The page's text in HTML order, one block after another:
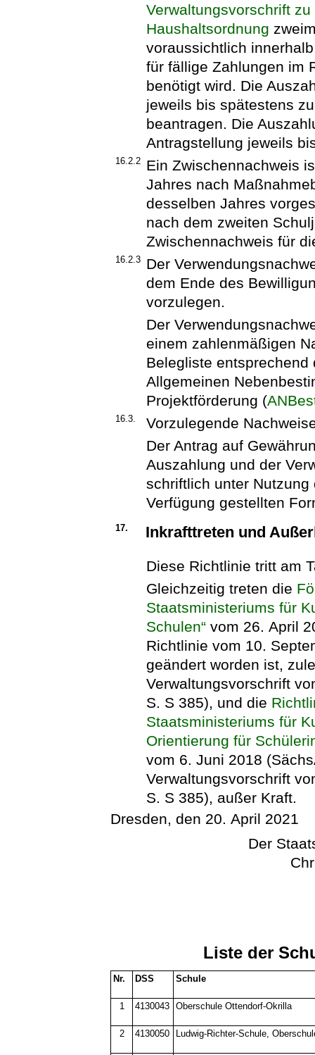
Verwaltungsvorschrift
Haushaltsordnung
voraussichtlich
für fällige Zahlungen im
benötigt wird. Die
jeweils bis spätestens
beantragen. Die
Antragstellung jeweils
16.2.2
Ein Zwischennachweis
Jahres nach
desselben Jahres
nach dem zweiten
Zwischennachweis für
16.2.3
Der
dem Ende des
vorzulegen.
Der
einem zahlenmäßigen
Belegliste
Allgemeinen
Projektförderung (
16.3.
Vorzulegende
Der Antrag auf
Auszahlung und der
schriftlich unter
Verfügung gestellten
17. Inkrafttreten und
Diese Richtlinie tritt am
Gleichzeitig treten die
Staatsministeriums für
Schulen“ vom 26. April
Richtlinie vom 10.
geändert worden ist,
Verwaltungsvorschrift
S. S 385), und die
Staatsministeriums für
Orientierung für
vom 6. Juni 2018
Verwaltungsvorschrift
S. S 385), außer Kraft.
Dresden, den 20. April 2021
Der
Liste der
Nr. DSS Schule
1 4130043 Oberschule Ottendorf-Okrilla
2 4130050 Ludwig-Richter-Schule,